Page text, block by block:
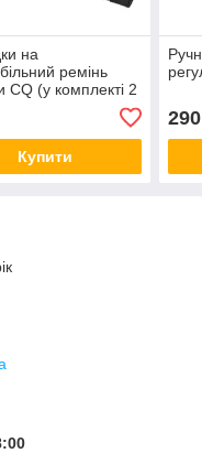
на
ремінь
CQ (у комплекті 2
Купити
290